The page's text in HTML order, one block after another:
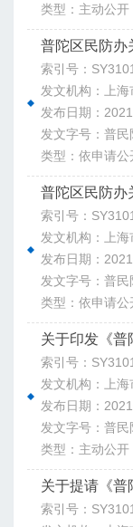
类型：主动公开
普陀区民防办
索引号：
发文机构：上
发布日期：
发文字号：普
类型：依申请
普陀区民防办
索引号：
发文机构：上
发布日期：
发文字号：普
类型：依申请
关于印发《普
索引号：
发文机构：上
发布日期：
发文字号：普
类型：主动公开
索引号：